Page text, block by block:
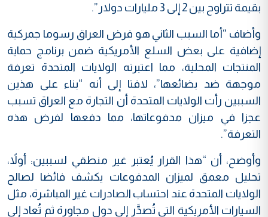
بقيمة تتراوح بين 2 إلى 3 مليارات دولار”.
وأضاف “أما السبب الثاني هو فرض العراق رسوما جمركية
إضافية على بعض السلع الأمريكية ضمن برنامج حماية
المنتجات المحلية، مما اعتبرته الولايات المتحدة تعرفة
موجهة ضد بضائعها”، لافتا إلى أنه “بناء على هذين
السببين رأت الولايات المتحدة أن التجارة مع العراق تسبب
عجزا في ميزان مدفوعاتها، مما دفعها لفرض هذه
التعرفة”.
وأوضح، أن “هذا القرار يُعتبر غير منطقي لسببين: أولاً،
تحليل معمق لميزان المدفوعات يكشف فائضا لصالح
الولايات المتحدة عند احتساب الصادرات غير المباشرة، مثل
السيارات الأمريكية التي تُصدَّر إلى دول مجاورة ثم تُعاد إلى